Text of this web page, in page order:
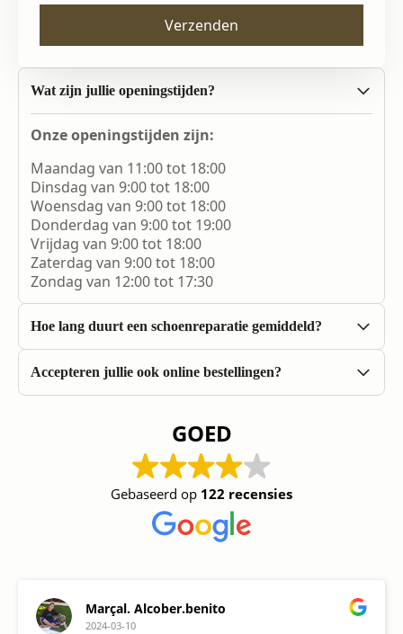
Wat zijn jullie openingstijden?
Onze openingstijden zijn:
Maandag van 11:00 tot 18:00
Dinsdag van 9:00 tot 18:00
Woensdag van 9:00 tot 18:00
Donderdag van 9:00 tot 19:00
Vrijdag van 9:00 tot 18:00
Zaterdag van 9:00 tot 18:00
Zondag van 12:00 tot 17:30
Hoe lang duurt een schoenreparatie gemiddeld?
De meeste schoenreparaties duren meestal niet
Accepteren jullie ook online bestellingen?
bestellingen in onze winkel. U bent van harte
welkom om langs te komen.
Verzenden
GOED
Gebaseerd op 122 recensies
Marçal. Alcober.benito
2024-03-10